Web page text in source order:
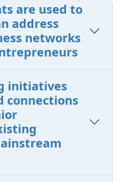
are used to
address
networks
initiatives
connections